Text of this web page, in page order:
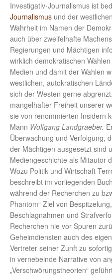
Investigativ-Journalismus ist
Journalismus und der
Wahrheit im Namen der
auch über zweifelhafte
Regierungen und Mächtigen
wirklich demokratischen
Medien und damit der Wahlen
westlichen, autokratischen
sich der Westen gerne
mangelhafter Freiheit unserer
sie von renommierten Insidern
Mann Wolfgang Landgraeber.
Überwachung und Verfolgung,
der Mächtigen ausgesetzt sind
Mediengeschichte als Mitautor
Wozu Politik und Wirtschaft
beschreibt im vorliegenden
während der Recherchen zu
Phantom“ Ziel von
Beschlagnahmen und
Recherchen nie vor Spuren
Geheimdiensten auch des
Vertreter seiner Zunft zu
in vernebelnde Narrative von
„Verschwörungstheorien“